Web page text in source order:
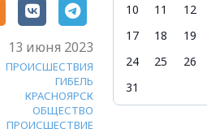
13 июня 2023
ПРОИСШЕСТВИЯ
ГИБЕЛЬ
КРАСНОЯРСК
ОБЩЕСТВО
ПРОИСШЕСТВИЕ
10
11 12
17
18 19
24
25 26
31